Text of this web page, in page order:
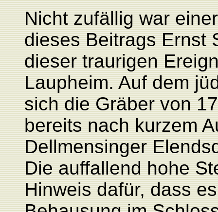
Nicht zufällig war
dieses Beitrags Ernst
dieser traurigen
Laupheim. Auf dem
sich die Gräber von
bereits nach kurzem
Dellmensinger
Die auffallend hohe
Hinweis dafür, dass